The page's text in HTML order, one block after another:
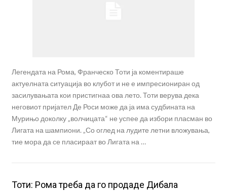
Легендата на Рома, Франческо Тоти ја коментираше
актуелната ситуација во клубот и не е импресиониран од
засилувањата кои пристигнаа ова лето. Тоти верува дека
неговиот пријател Де Роси може да ја има судбината на
Мурињо доколку „волчицата“ не успее да избори пласман во
Лигата на шампиони. „Со оглед на лудите летни вложувања,
тие мора да се пласираат во Лигата на …
Тоти: Рома треба да го продаде Дибала